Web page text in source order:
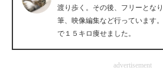
マーケ×ITの今がよく分かる
ITエンジニア向け専門サイト
企業向けIT製品の総合サイト
渡り歩く。その後、フリーとな
筆、映像編集など行っています
で１５キロ痩せました。
advertisement